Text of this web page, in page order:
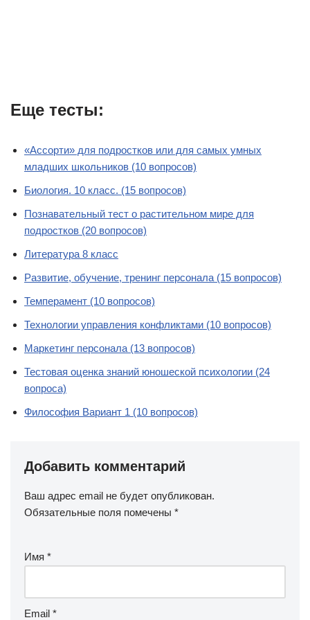
Еще тесты:
«Ассорти» для подростков или для самых умных
младших школьников (10 вопросов)
Биология. 10 класс. (15 вопросов)
Познавательный тест о растительном мире для
подростков (20 вопросов)
Литература 8 класс
Развитие, обучение, тренинг персонала (15 вопросов)
Темперамент (10 вопросов)
Технологии управления конфликтами (10 вопросов)
Маркетинг персонала (13 вопросов)
Тестовая оценка знаний юношеской психологии (24
вопроса)
Философия Вариант 1 (10 вопросов)
Добавить комментарий
Ваш адрес email не будет опубликован.
Обязательные поля помечены *
Имя *
Email *